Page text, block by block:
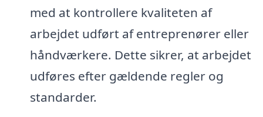
med at kontrollere kvaliteten af
arbejdet udført af entreprenører eller
håndværkere. Dette sikrer, at arbejdet
udføres efter gældende regler og
standarder.